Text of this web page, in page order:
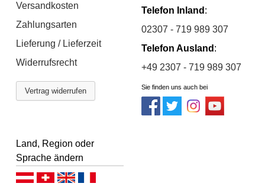
Versandkosten
Zahlungsarten
Lieferung / Lieferzeit
Widerrufsrecht
Vertrag widerrufen
Telefon Inland :
02307 - 719 989 307
Telefon Ausland :
+49 2307 - 719 989 307
Sie finden uns auch bei
Land, Region oder
Sprache ändern
Deutsch (AT)Deutsch (CH)